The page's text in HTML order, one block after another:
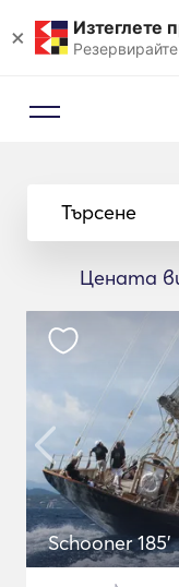
× Изтеглете
Търсене
Цената
Schooner 185'